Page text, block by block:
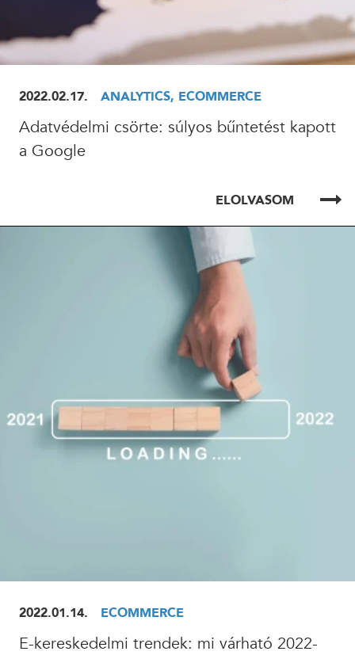
2022.02.17. ANALYTICS, ECOMMERCE
Adatvédelmi csörte: súlyos bűntetést kapott
a Google
ELOLVASOM
2022.01.14. ECOMMERCE
E-kereskedelmi trendek: mi várható 2022-